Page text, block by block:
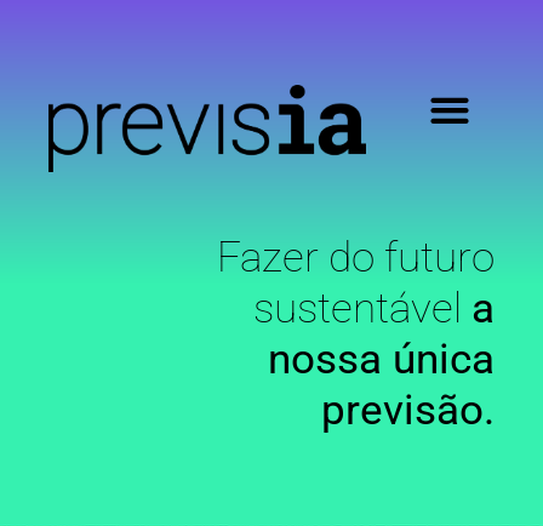
Fazer do futuro
sustentável a
nossa única
previsão.